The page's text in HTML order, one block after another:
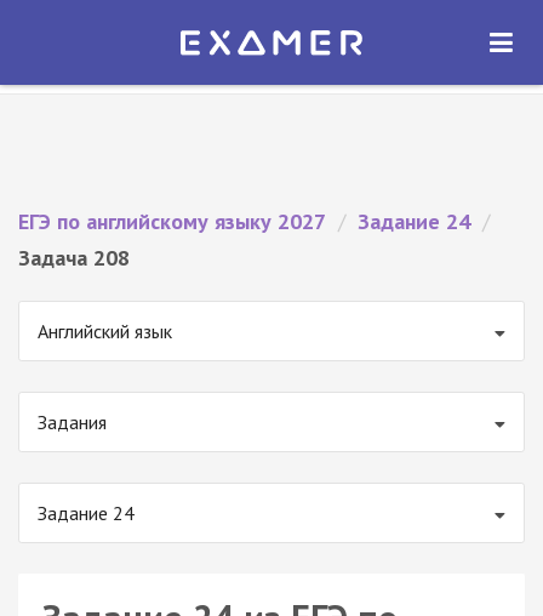
Экзамер — ЕГЭ 2027
ОТКРЫТЬ
ЕГЭ по английскому языку 2027 / Задание 24 /
Задача 208
Английский язык
Задания
Задание 24